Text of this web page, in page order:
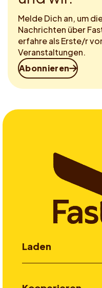
Melde Dich an, um
Nachrichten über
erfahre als Erste/r
Veranstaltungen.
Abonnieren
Laden